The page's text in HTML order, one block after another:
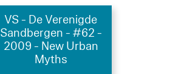
VS - De Verenigde
Sandbergen - #62 -
2009 - New Urban
Myths